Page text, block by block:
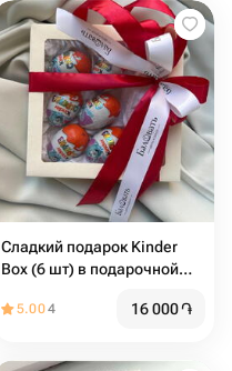
Сладкий подарок Kinder
Box (6 шт) в подарочной
5.004 16 000֏